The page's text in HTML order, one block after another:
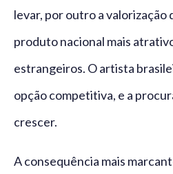
levar, por outro a valorização
produto nacional mais
estrangeiros. O artista
opção competitiva, e a
crescer.
A consequência mais